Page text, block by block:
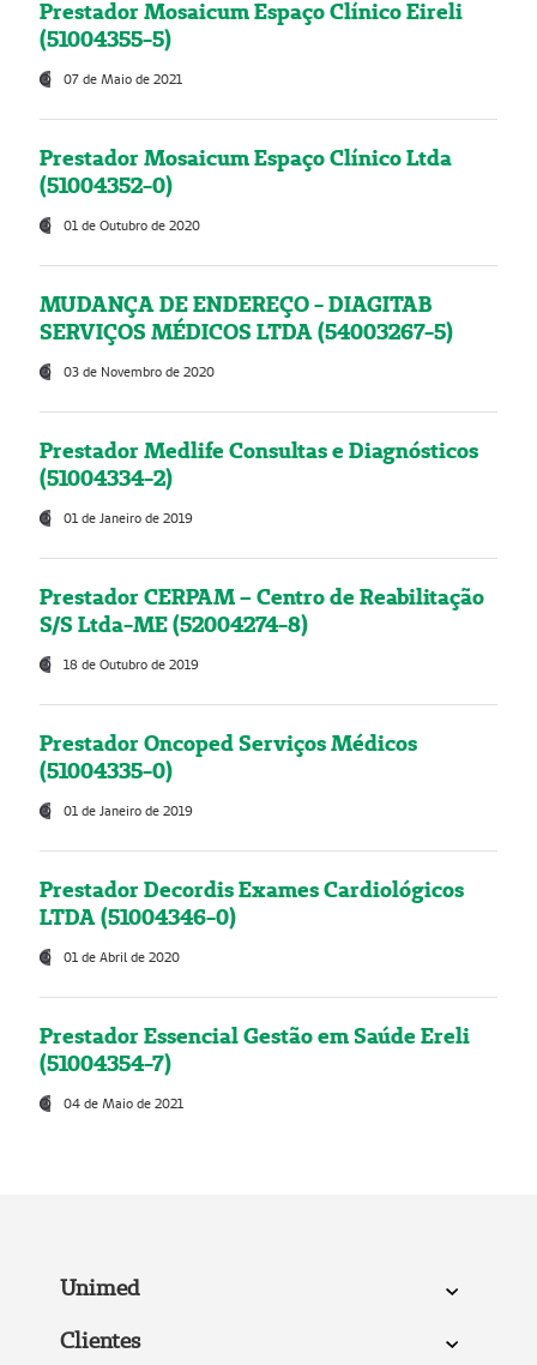
Prestador Mosaicum Espaço Clínico Eireli
(51004355-5)
07 de Maio de 2021
Prestador Mosaicum Espaço Clínico Ltda
(51004352-0)
01 de Outubro de 2020
MUDANÇA DE ENDEREÇO - DIAGITAB
SERVIÇOS MÉDICOS LTDA (54003267-5)
03 de Novembro de 2020
Prestador Medlife Consultas e Diagnósticos
(51004334-2)
01 de Janeiro de 2019
Prestador CERPAM – Centro de Reabilitação
S/S Ltda-ME (52004274-8)
18 de Outubro de 2019
Prestador Oncoped Serviços Médicos
(51004335-0)
01 de Janeiro de 2019
Prestador Decordis Exames Cardiológicos
LTDA (51004346-0)
01 de Abril de 2020
Prestador Essencial Gestão em Saúde Ereli
(51004354-7)
04 de Maio de 2021
Unimed
Clientes